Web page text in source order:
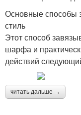
Основные способы
стиль
Этот способ
шарфа и
действий
читать дальше →